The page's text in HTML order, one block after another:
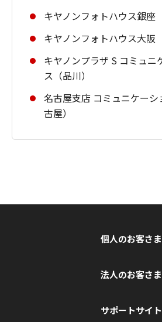
キヤノンフォトハウス銀座
キヤノンフォトハウス大阪
キヤノンプラザ S コミュニ
ス（品川）
名古屋支店 コミュニケーシ
古屋）
個人のお客さま
法人のお客さま
サポートサイト